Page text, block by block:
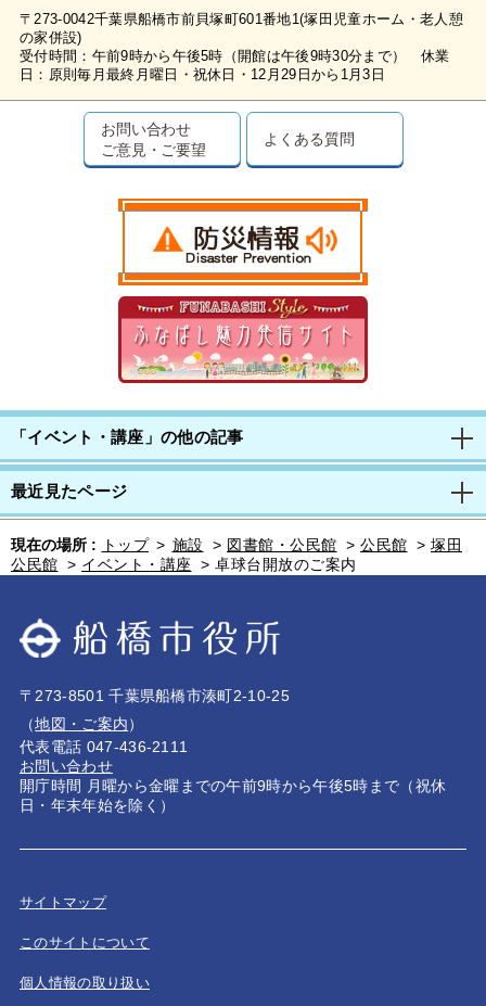
〒273-0042千葉県船橋市前貝塚町601番地1(塚田児童ホーム・老人憩
の家併設)
受付時間：午前9時から午後5時（開館は午後9時30分まで） 休業
日：原則毎月最終月曜日・祝休日・12月29日から1月3日
お問い合わせ
ご意見・ご要望
よくある質問
「イベント・講座」の他の記事
最近見たページ
現在の場所 : トップ > 施設 > 図書館・公民館 > 公民館 > 塚田
公民館 > イベント・講座 > 卓球台開放のご案内
〒273-8501 千葉県船橋市湊町2-10-25
（地図・ご案内）
代表電話 047-436-2111
お問い合わせ
開庁時間 月曜から金曜までの午前9時から午後5時まで（祝休
日・年末年始を除く）
サイトマップ
このサイトについて
個人情報の取り扱い